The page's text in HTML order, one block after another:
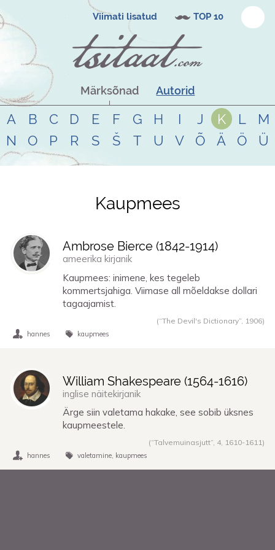
Viimati lisatud TOP 10
Märksõnad Autorid
A B C D E F G H I J K L
M
N
O P R S Š T U V Õ Ä Ö Ü
Tsitaadid teemalkaupmees
Kaupmees
Ambrose Bierce (1842-1914)
ameerika kirjanik
Kaupmees: inimene, kes tegeleb
kommertsjahiga. Viimase all mõeldakse dollari
tagaajamist.
(“The Devil's Dictionary”, 1906)
hannes kaupmees
William Shakespeare (1564-1616)
inglise näitekirjanik
Ärge siin valetama hakake, see sobib üksnes
kaupmeestele.
(“Talvemuinasjutt”, 4, 1610- 1611)
hannes valetamine kaupmees